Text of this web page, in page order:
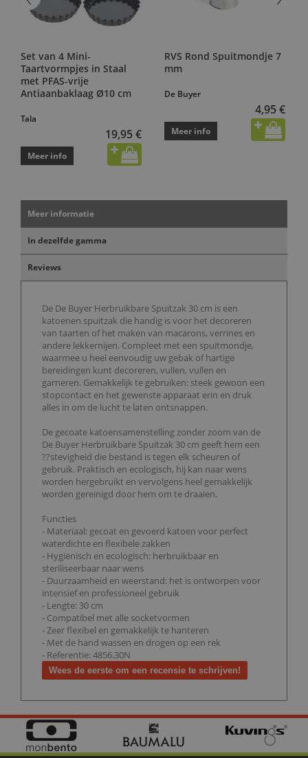
Set van 4 Mini-
Taartvormpjes in Staal
met PFAS-vrije
Antiaanbaklaag Ø10 cm
Tala
19,95 €
Meer info
RVS Rond Spuitmondje 7
mm
De Buyer
4,95 €
Meer info
Meer informatie
In dezelfde gamma
Reviews
De De Buyer Herbruikbare Spuitzak 30 cm is een
katoenen spuitzak die handig is voor het decoreren
van taarten of het maken van macarons, verrines en
andere lekkernijen. Compleet met een spuitmondje,
waarmee u heel eenvoudig uw gebak of hartige
bereidingen kunt decoreren, vullen, vullen en
garneren. Gemakkelijk te gebruiken: steek gewoon een
stopcontact en het gewenste apparaat erin en druk
alles in om de lucht te laten ontsnappen.
De gecoate katoensamenstelling zonder zoom van de
De Buyer Herbruikbare Spuitzak 30 cm geeft hem een
??stevigheid die bestand is tegen elk scheuren of
gebruik. Praktisch en ecologisch, hij kan naar wens
worden hergebruikt en vervolgens heel gemakkelijk
worden gereinigd door hem om te draaien.
Functies
- Materiaal: gecoat en gevoerd katoen voor perfect
waterdichte en flexibele zakken
- Hygiënisch en ecologisch: herbruikbaar en
steriliseerbaar naar wens
- Duurzaamheid en weerstand: het is ontworpen voor
intensief en professioneel gebruik
- Lengte: 30 cm
- Compatibel met alle socketvormen
- Zeer flexibel en gemakkelijk te hanteren
- Met de hand wassen en drogen op een rek
- Referentie: 4856.30N
Wees de eerste om een recensie te schrijven!